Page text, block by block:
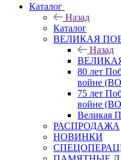
Каталог
Назад
Каталог
ВЕЛИКАЯ
Назад
80 лет
войне
75 лет
войне
Великая
РАСПРОДАЖА
НОВИНКИ